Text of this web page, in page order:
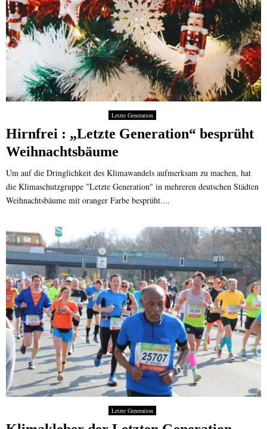
l
i
c
h
e
d
n
g
a
m
M
n
h
n
e
r
F
l
u
g
h
a
f
e
n
Letzte Generation
Hirnfrei : „Letzte Generation“ besprüht
Weihnachtsbäume
Um auf die Dringlichkeit des Klimawandels aufmerksam zu machen, hat
die Klimaschutzgruppe "Letzte Generation" in mehreren deutschen Städten
Weihnachtsbäume mit oranger Farbe besprüht....
Letzte Generation